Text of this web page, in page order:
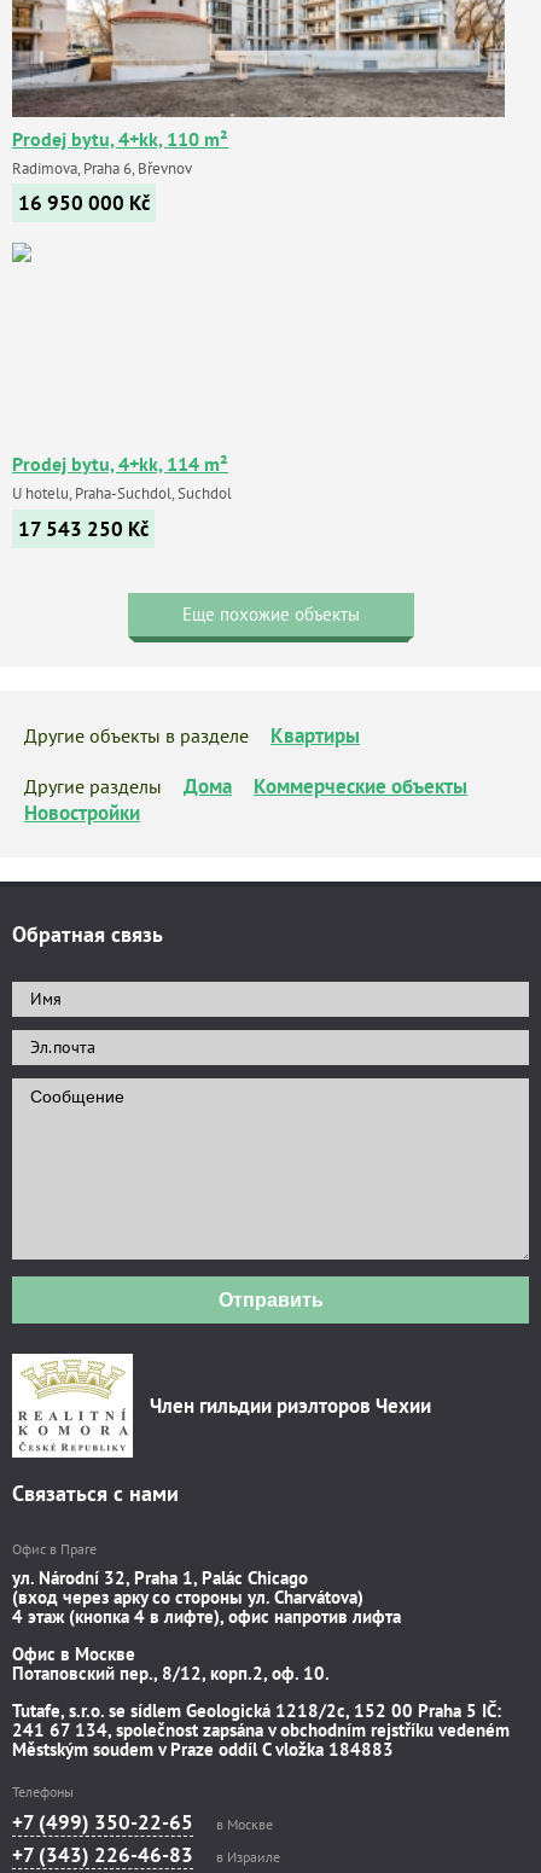
Prodej bytu, 4+kk, 110 m²
Radimova, Praha 6, Břevnov
16 950 000 Kč
Prodej bytu, 4+kk, 114 m²
U hotelu, Praha-Suchdol, Suchdol
17 543 250 Kč
Еще похожие объекты
Другие объекты в разделе Квартиры
Другие разделы Дома
Коммерческие объекты
Новостройки
Обратная связь
Отправить
Член гильдии риэлторов Чехии
Связаться с нами
Офис в Праге
ул. Národní 32, Praha 1, Palác Chicago
(вход через арку со стороны ул. Charvátova)
4 этаж (кнопка 4 в лифте), офис напротив лифта
Офис в Москве
Потаповский пер., 8/12, корп.2, оф. 10.
Tutafe, s.r.o. se sídlem Geologická 1218/2c, 152 00 Praha 5 IČ:
241 67 134, společnost zapsána v obchodním rejstříku vedeném
Městským soudem v Praze oddíl C vložka 184883
Телефоны
+7 (499) 350-22-65 в Москве
+7 (343) 226-46-83 в Израиле